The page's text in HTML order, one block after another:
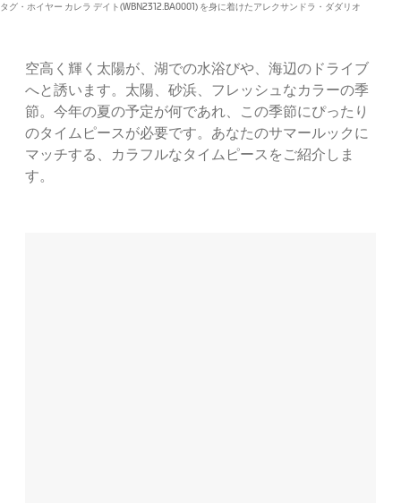
タグ・ホイヤー カレラ デイト(WBN2312.BA0001) を身に着けたアレクサンドラ・ダダリオ
空高く輝く太陽が、湖での水浴びや、海辺のドライブ
へと誘います。太陽、砂浜、フレッシュなカラーの季
節。今年の夏の予定が何であれ、この季節にぴったり
のタイムピースが必要です。あなたのサマールックに
マッチする、カラフルなタイムピースをご紹介しま
す。